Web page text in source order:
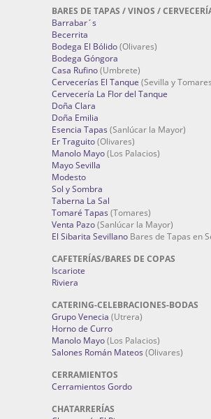
BARES DE TAPAS / VINOS /
Barrabar´s
Becerrita
Bodega El Bólido(Olivares)
Bodega Góngora
Casa Rufino(Umbrete)
Cervecerías El Tanque (Sevilla y
Cervecería La Flor del Tanque
Doña Clara
Doña Emilia
Esencia Tapas (Sanlúcar la Mayor)
Er Traguito(Olivares)
Manolo Mayo(Los Palacios)
Mayo Sevilla
Modesto
Sol y Sombra
Taberna La Sal
Tomaré Tapas (Tomares)
Venta Pazo(Sanlúcar la Mayor)
El Sibarita Sevillano Bares de Tapas en
CAFETERÍAS/BARES DE COPAS
Iscariote
Riviera
CATERING-CELEBRACIONES-BODAS
Grupo Venecia (Utrera)
Horno de Curro
Manolo Mayo(Los Palacios)
Salones Román Mateos (Olivares)
CERRAMIENTOS
Cerramientos Gordo
CHATARRERÍAS